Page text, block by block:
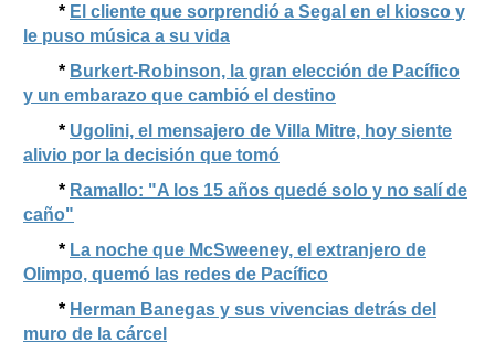
* El cliente que sorprendió a Segal en el kiosco y
le puso música a su vida
* Burkert-Robinson, la gran elección de Pacífico
y un embarazo que cambió el destino
* Ugolini, el mensajero de Villa Mitre, hoy siente
alivio por la decisión que tomó
* Ramallo: "A los 15 años quedé solo y no salí de
caño"
* La noche que McSweeney, el extranjero de
Olimpo, quemó las redes de Pacífico
* Herman Banegas y sus vivencias detrás del
muro de la cárcel